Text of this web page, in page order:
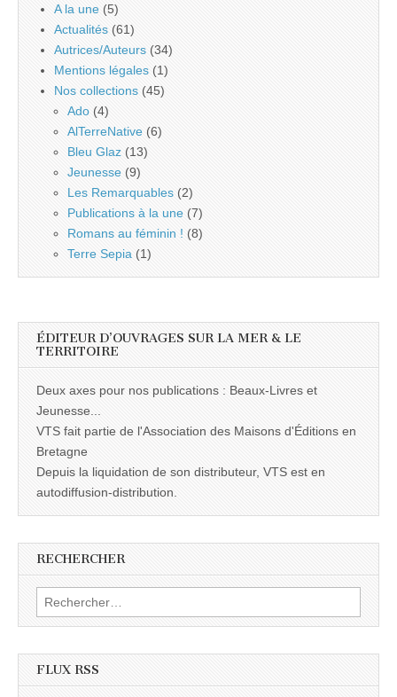
A la une (5)
Actualités (61)
Autrices/Auteurs (34)
Mentions légales (1)
Nos collections (45)
Ado (4)
AlTerreNative (6)
Bleu Glaz (13)
Jeunesse (9)
Les Remarquables (2)
Publications à la une (7)
Romans au féminin ! (8)
Terre Sepia (1)
ÉDITEUR D’OUVRAGES SUR LA MER & LE
TERRITOIRE
Deux axes pour nos publications : Beaux-Livres et
Jeunesse...
VTS fait partie de l'Association des Maisons d'Éditions en
Bretagne
Depuis la liquidation de son distributeur, VTS est en
autodiffusion-distribution.
RECHERCHER
Rechercher :
FLUX RSS